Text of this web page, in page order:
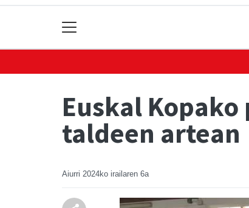
Euskal
taldeen artean
Aiurri 2024ko irailaren 6a